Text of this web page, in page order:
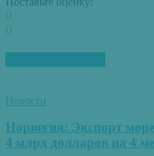
Новости
Норвегия: Экспорт
4 млрд долларов на 4